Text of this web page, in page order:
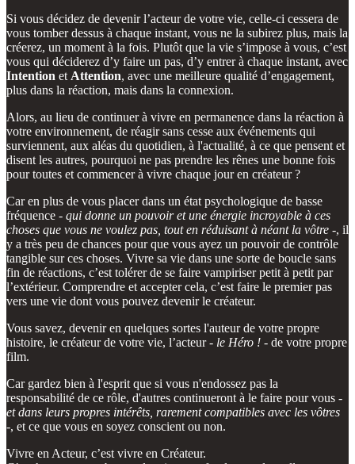
Si vous décidez de devenir l’acteur de votre vie, celle-ci cessera de
vous tomber dessus à chaque instant, vous ne la subirez plus, mais la
créerez, un moment à la fois. Plutôt que la vie s’impose à vous, c’est
vous qui déciderez d’y faire un pas, d’y entrer à chaque instant, avec
Intention et Attention, avec une meilleure qualité d’engagement,
plus dans la réaction, mais dans la connexion.
Alors, au lieu de continuer à vivre en permanence dans la réaction à
votre environnement, de réagir sans cesse aux événements qui
surviennent, aux aléas du quotidien, à l'actualité, à ce que pensent et
disent les autres, pourquoi ne pas prendre les rênes une bonne fois
pour toutes et commencer à vivre chaque jour en créateur ?
Car en plus de vous placer dans un état psychologique de basse
fréquence - qui donne un pouvoir et une énergie incroyable à ces
choses que vous ne voulez pas, tout en réduisant à néant la vôtre -, il
y a très peu de chances pour que vous ayez un pouvoir de contrôle
tangible sur ces choses. Vivre sa vie dans une sorte de boucle sans
fin de réactions, c’est tolérer de se faire vampiriser petit à petit par
l’extérieur. Comprendre et accepter cela, c’est faire le premier pas
vers une vie dont vous pouvez devenir le créateur.
Vous savez, devenir en quelques sortes l'auteur de votre propre
histoire, le créateur de votre vie, l’acteur - le Héro ! - de votre propre
film.
Car gardez bien à l'esprit que si vous n'endossez pas la
responsabilité de ce rôle, d'autres continueront à le faire pour vous -
et dans leurs propres intérêts, rarement compatibles avec les vôtres
-, et ce que vous en soyez conscient ou non.
Vivre en Acteur, c’est vivre en Créateur.